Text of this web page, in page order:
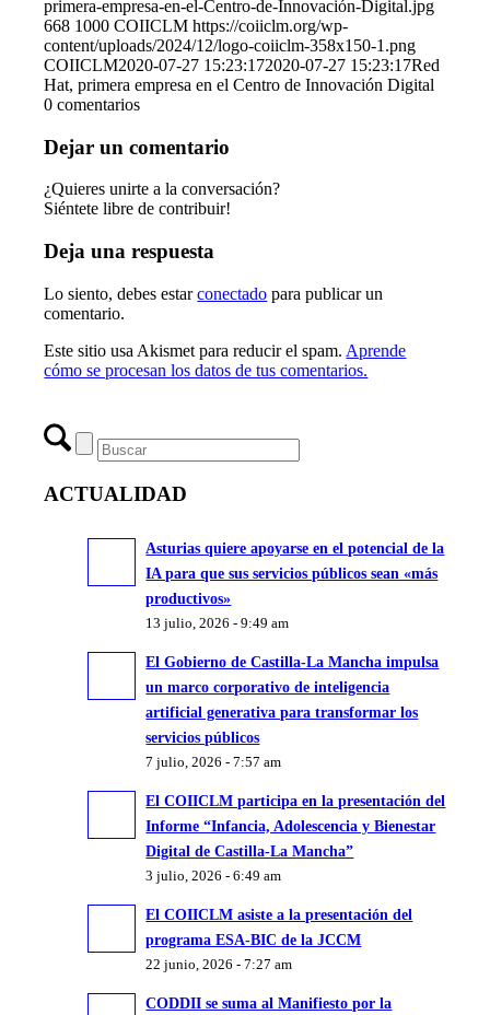
primera-empresa-en-el-Centro-de-Innovación-Digital.jpg
668 1000 COIICLM https://coiiclm.org/wp-
content/uploads/2024/12/logo-coiiclm-358x150-1.png
COIICLM2020-07-27 15:23:172020-07-27 15:23:17Red
Hat, primera empresa en el Centro de Innovación Digital
0 comentarios
Dejar un comentario
¿Quieres unirte a la conversación?
Siéntete libre de contribuir!
Deja una respuesta
Lo siento, debes estarconectado para publicar un
comentario.
Este sitio usa Akismet para reducir el spam. Aprende
cómo se procesan los datos de tus comentarios.
ACTUALIDAD
Asturias quiere apoyarse en el potencial de la
IA para que sus servicios públicos sean «más
productivos»
13 julio, 2026 - 9:49 am
El Gobierno de Castilla-La Mancha impulsa
un marco corporativo de inteligencia
artificial generativa para transformar los
servicios públicos
7 julio, 2026 - 7:57 am
El COIICLM participa en la presentación del
Informe “Infancia, Adolescencia y Bienestar
Digital de Castilla-La Mancha”
3 julio, 2026 - 6:49 am
El COIICLM asiste a la presentación del
programa ESA-BIC de la JCCM
22 junio, 2026 - 7:27 am
CODDII se suma al Manifiesto por la